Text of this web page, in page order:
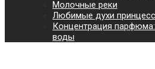
Молочные реки
Любимые духи
Концентрация
воды